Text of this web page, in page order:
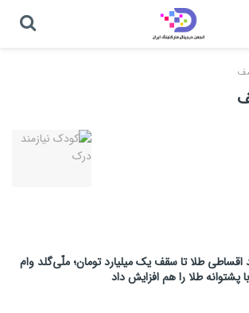
اقساطی طلا تا سقف یک میلیارد تومان؛ ملّی‌گلد وام
پشتوانه طلا را هم افزایش داد